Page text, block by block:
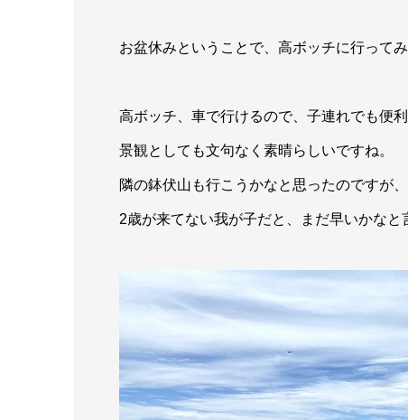
お盆休みということで、高ボッチに行ってみ
高ボッチ、車で行けるので、子連れでも便利
景観としても文句なく素晴らしいですね。
隣の鉢伏山も行こうかなと思ったのですが、
2歳が来てない我が子だと、まだ早いかなと